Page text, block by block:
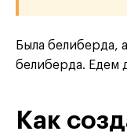
Была белиберда,
белиберда. Едем
Как